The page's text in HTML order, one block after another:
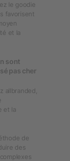
le goodie
favorisent
et la
sont
pas cher
allbranded,
et la
de
des